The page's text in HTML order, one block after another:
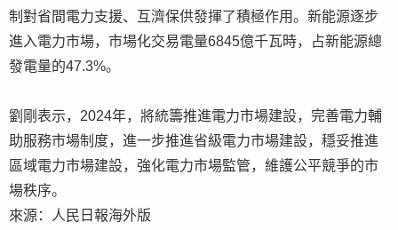
制對省間電力支援、互濟保供發揮了積極作用。新能源逐步
進入電力市場，市場化交易電量6845億千瓦時，占新能源總
發電量的47.3%。
劉剛表示，2024年，將統籌推進電力市場建設，完善電力輔
助服務市場制度，進一步推進省級電力市場建設，穩妥推進
區域電力市場建設，強化電力市場監管，維護公平競爭的市
場秩序。
來源：人民日報海外版